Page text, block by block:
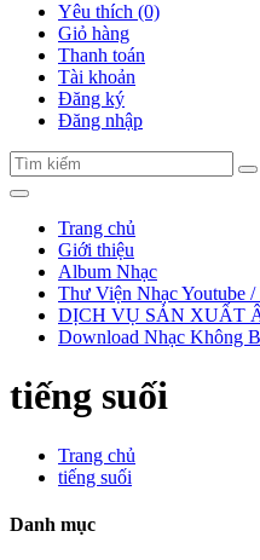
Yêu thích (0)
Giỏ hàng
Thanh toán
Tài khoản
Đăng ký
Đăng nhập
Trang chủ
Giới thiệu
Album Nhạc
Thư Viện Nhạc Youtube
DỊCH VỤ SẢN XUẤT
Download Nhạc Không
tiếng suối
Trang chủ
tiếng suối
Danh mục